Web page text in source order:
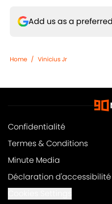
Add us as a
Home / Vinicius Jr
Confidentialité
Termes & Conditions
Minute Media
Déclaration d'accessibilité